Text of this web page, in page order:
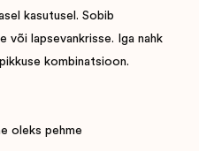
kasutusel. Sobib
lapsevankrisse. Iga nahk
kombinatsioon.
oleks pehme